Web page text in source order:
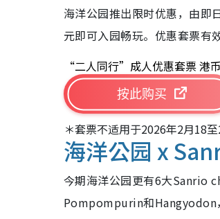
海洋公园推出限时优惠，由即
元即可入园畅玩。优惠套票有
“二人同行”成人优惠套票 港
按此购买
＊套票不适用于2026年2月18
海洋公园 x
今期海洋公园更有6大Sanrio
Pompompurin和Hangyodon